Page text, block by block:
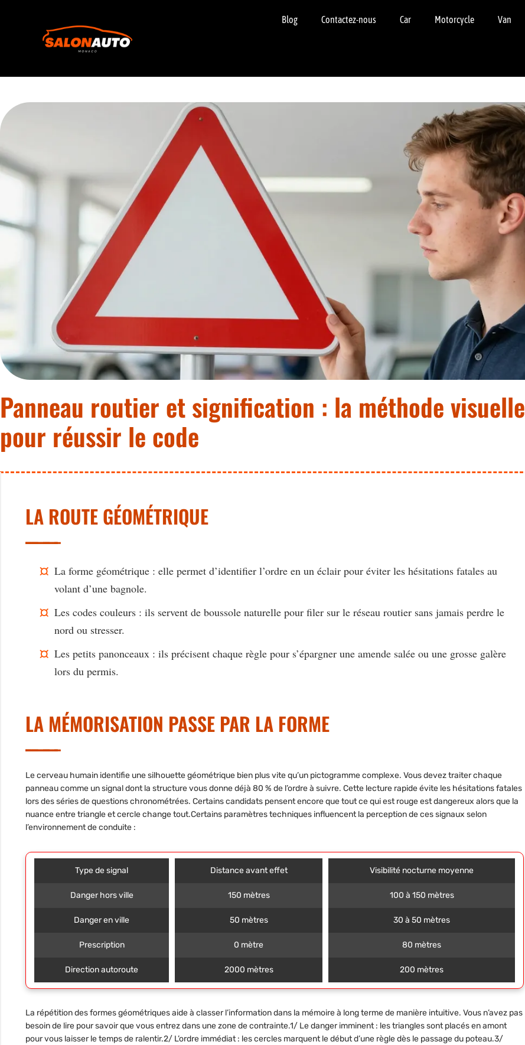
Blog Contactez-nous Car Motorcycle Van
Panneau routier et signification : la méthode visuelle
pour réussir le code
LA ROUTE GÉOMÉTRIQUE
La forme géométrique : elle permet d’identifier l’ordre en un éclair pour éviter les hésitations fatales au
volant d’une bagnole.
Les codes couleurs : ils servent de boussole naturelle pour filer sur le réseau routier sans jamais perdre le
nord ou stresser.
Les petits panonceaux : ils précisent chaque règle pour s’épargner une amende salée ou une grosse galère
lors du permis.
LA MÉMORISATION PASSE PAR LA FORME
Le cerveau humain identifie une silhouette géométrique bien plus vite qu’un pictogramme complexe. Vous devez traiter chaque
panneau comme un signal dont la structure vous donne déjà 80 % de l’ordre à suivre. Cette lecture rapide évite les hésitations fatales
lors des séries de questions chronométrées. Certains candidats pensent encore que tout ce qui est rouge est dangereux alors que la
nuance entre triangle et cercle change tout.Certains paramètres techniques influencent la perception de ces signaux selon
l’environnement de conduite :
Type de signal Distance avant effet Visibilité nocturne moyenne
Danger hors ville 150 mètres 100 à 150 mètres
Danger en ville 50 mètres 30 à 50 mètres
Prescription 0 mètre 80 mètres
Direction autoroute 2000 mètres 200 mètres
La répétition des formes géométriques aide à classer l’information dans la mémoire à long terme de manière intuitive. Vous n’avez pas
besoin de lire pour savoir que vous entrez dans une zone de contrainte.1/ Le danger imminent: les triangles sont placés en amont
pour vous laisser le temps de ralentir.2/ L’ordre immédiat: les cercles marquent le début d’une règle dès le passage du poteau.3/